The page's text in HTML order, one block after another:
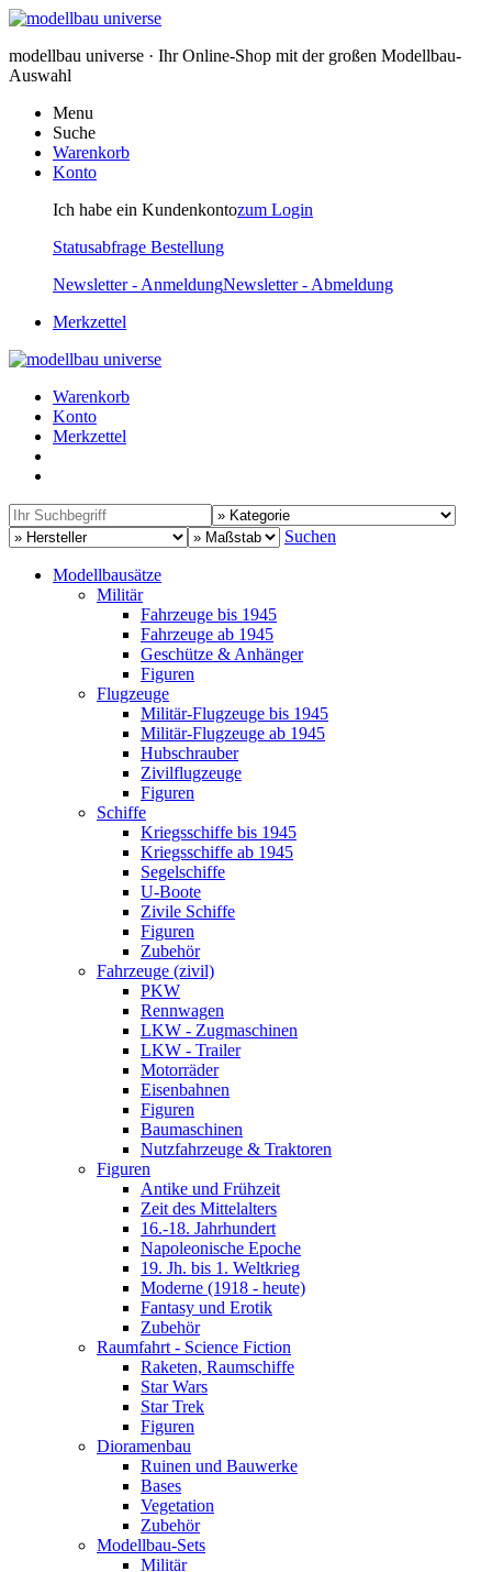
modellbau universe · Ihr Online-Shop mit der großen Modellbau-
Auswahl
Menu
Suche
Warenkorb
Konto
Ich habe ein Kundenkontozum Login
Statusabfrage Bestellung
Newsletter - AnmeldungNewsletter - Abmeldung
Merkzettel
Warenkorb
Konto
Merkzettel
Suchen
Modellbausätze
Militär
Fahrzeuge bis 1945
Fahrzeuge ab 1945
Geschütze & Anhänger
Figuren
Flugzeuge
Militär-Flugzeuge bis 1945
Militär-Flugzeuge ab 1945
Hubschrauber
Zivilflugzeuge
Figuren
Schiffe
Kriegsschiffe bis 1945
Kriegsschiffe ab 1945
Segelschiffe
U-Boote
Zivile Schiffe
Figuren
Zubehör
Fahrzeuge (zivil)
PKW
Rennwagen
LKW - Zugmaschinen
LKW - Trailer
Motorräder
Eisenbahnen
Figuren
Baumaschinen
Nutzfahrzeuge & Traktoren
Figuren
Antike und Frühzeit
Zeit des Mittelalters
16.-18. Jahrhundert
Napoleonische Epoche
19. Jh. bis 1. Weltkrieg
Moderne (1918 - heute)
Fantasy und Erotik
Zubehör
Raumfahrt - Science Fiction
Raketen, Raumschiffe
Star Wars
Star Trek
Figuren
Dioramenbau
Ruinen und Bauwerke
Bases
Vegetation
Zubehör
Modellbau-Sets
Militär